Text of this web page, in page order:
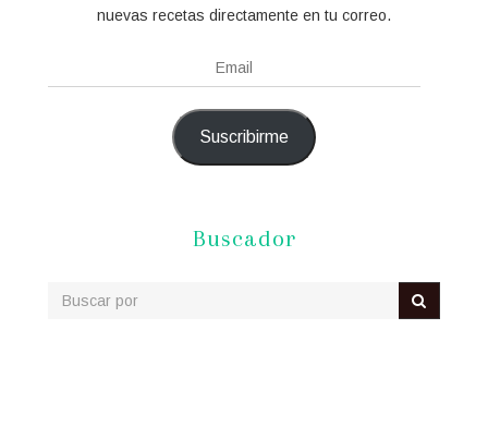
nuevas recetas directamente en tu correo.
Email
Suscribirme
Buscador